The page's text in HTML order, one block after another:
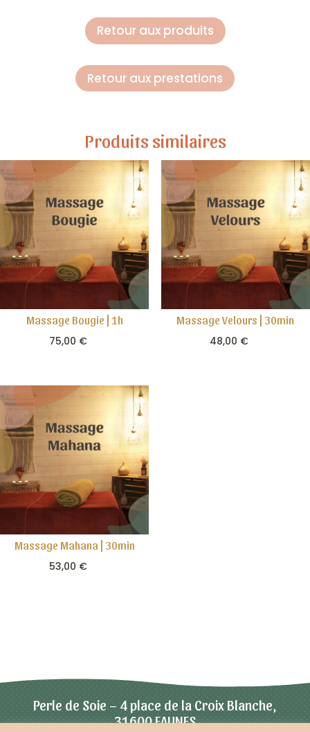
Retour aux produits
Retour aux prestations
Produits similaires
Massage Bougie | 1h
75,00 €
Massage Velours | 30min
48,00 €
Massage Mahana | 30min
53,00 €
Perle de Soie – 4 place de la Croix Blanche,
31600 EAUNES